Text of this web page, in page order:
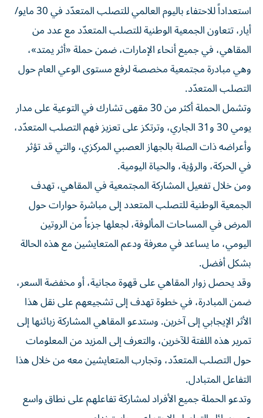
استعداداً للاحتفاء باليوم العالمي للتصلب المتعدّد في 30 مايو/
أيار، تتعاون الجمعية الوطنية للتصلب المتعدّد مع عدد من
المقاهي، في جميع أنحاء الإمارات، ضمن حملة «أثر يمتد»،
وهي مبادرة مجتمعية مخصصة لرفع مستوى الوعي العام حول
التصلب المتعدّد.
وتشمل الحملة أكثر من 30 مقهى تشارك في التوعية على مدار
يومي 30 و31 الجاري، وترتكز على تعزيز فهم التصلب المتعدّد،
وأعراضه ذات الصلة بالجهاز العصبي المركزي، والتي قد تؤثر
في الحركة، والرؤية، والحياة اليومية.
ومن خلال تفعيل المشاركة المجتمعية في المقاهي، تهدف
الجمعية الوطنية للتصلب المتعدد إلى مباشرة حوارات حول
المرض في المساحات المألوفة، لجعلها جزءاً من الروتين
اليومي، ما يساعد في معرفة ودعم المتعايشين مع هذه الحالة
بشكل أفضل.
وقد يحصل زوار المقاهي على قهوة مجانية، أو مخفضة السعر،
ضمن المبادرة، في خطوة تهدف إلى تشجيعهم على نقل هذا
الأثر الإيجابي إلى آخرين. وستدعو المقاهي المشاركة زبائنها إلى
تمرير هذه اللفتة للآخرين، والتعرف إلى المزيد من المعلومات
حول التصلب المتعدّد، وتجارب المتعايشين معه من خلال هذا
التفاعل المتبادل.
وتدعو الحملة جميع الأفراد لمشاركة تفاعلهم على نطاق واسع